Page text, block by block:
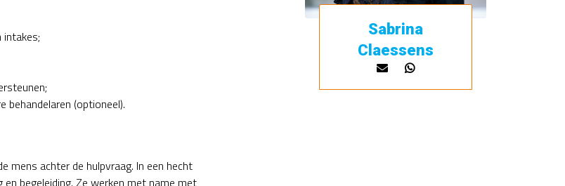
behandelaren (optioneel).
mens achter de hulpvraag. In een hecht
begeleiding. Ze werken met name met
Sabrina
Claessens